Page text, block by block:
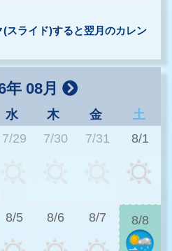
スライド)すると翌月のカレン
年 08月
水 木 金
土
7/29 7/30 7/31 8/1
8/5 8/6 8/7 8/8